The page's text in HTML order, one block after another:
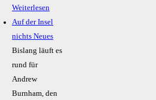
Weiterlesen
Auf der Insel
nichts Neues
Bislang läuft es
rund für
Andrew
Burnham, den